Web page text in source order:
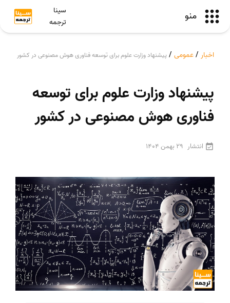
منو
سینا
ترجمه
اخبار /عمومی / پیشنهاد وزارت علوم برای توسعه فناوری‌ هوش مصنوعی در کشور
پیشنهاد وزارت علوم برای توسعه
فناوری‌ هوش مصنوعی در کشور
انتشار 29 بهمن 1404